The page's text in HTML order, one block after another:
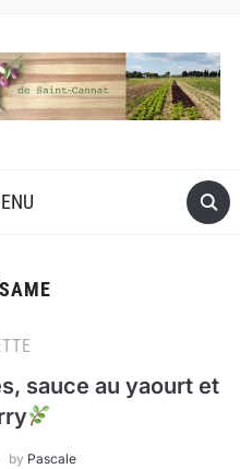
sauce au yaourt et
by Pascale